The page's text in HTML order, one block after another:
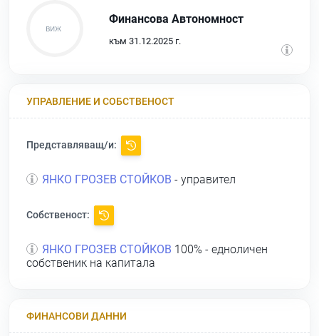
Финансова Автономност
към 31.12.2025 г.
УПРАВЛЕНИЕ И СОБСТВЕНОСТ
Представляващ/и:
ЯНКО ГРОЗЕВ СТОЙКОВ - управител
Собственост:
ЯНКО ГРОЗЕВ СТОЙКОВ 100% - едноличен
собственик на капитала
ФИНАНСОВИ ДАННИ